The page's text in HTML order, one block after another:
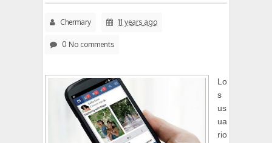
Chermary 11 years ago
0 No comments
Lo
s
us
ua
rio